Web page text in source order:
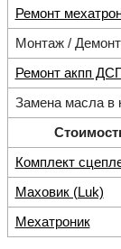
Ремонт
Монтаж /
Ремонт акпп
Замена масла в
Комплект
Маховик (Luk)
Мехатроник